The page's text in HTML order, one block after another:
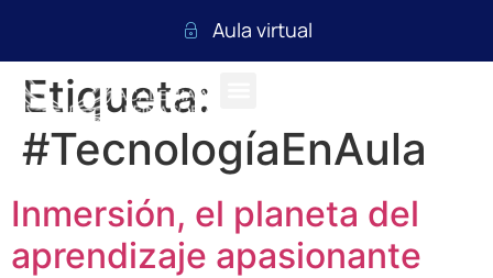
Aula virtual
Etiqueta:
#TecnologíaEnAula
Inmersión, el planeta del
aprendizaje apasionante